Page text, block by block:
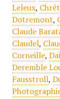
Leleux,
Dotremont,
Claude
Claudel,
Corneille,
Deremble
Fausstroll,